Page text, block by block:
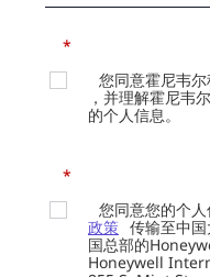
*
您同意霍尼韦
，并理解霍尼韦
的个人信息。
*
您同意您的个
政策 传输至中
国总部的
Honeywell